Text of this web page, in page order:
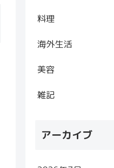
料理
海外生活
美容
雑記
アーカイブ